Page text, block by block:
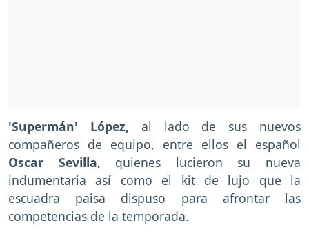
'Supermán' López, al lado de sus nuevos
compañeros de equipo, entre ellos el español
Oscar Sevilla, quienes lucieron su nueva
indumentaria así como el kit de lujo que la
escuadra paisa dispuso para afrontar las
competencias de la temporada.